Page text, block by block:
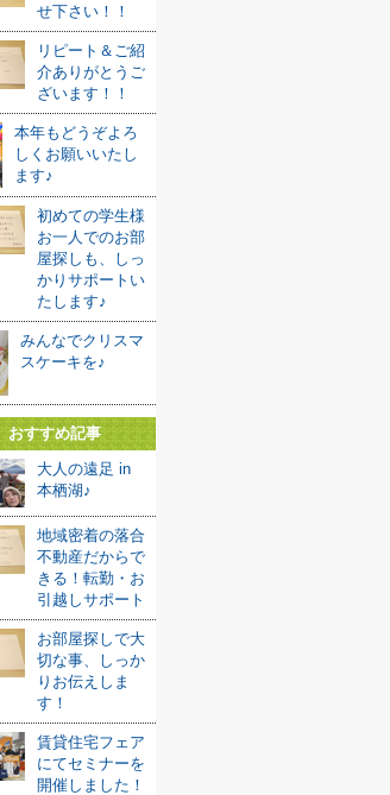
せ下さい！！
リピート＆ご紹
介ありがとうご
ざいます！！
本年もどうぞよろ
しくお願いいたし
ます♪
初めての学生様
お一人でのお部
屋探しも、しっ
かりサポートい
たします♪
みんなでクリスマ
スケーキを♪
おすすめ記事
大人の遠足 in
本栖湖♪
地域密着の落合
不動産だからで
きる！転勤・お
引越しサポート
お部屋探しで大
切な事、しっか
りお伝えしま
す！
賃貸住宅フェア
にてセミナーを
開催しました！